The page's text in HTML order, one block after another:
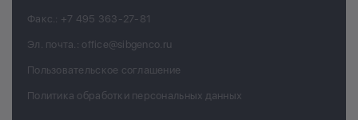
Факс.: +7 495 363-27-81
Эл. почта.: office@sibgenco.ru
Пользовательское соглашение
Политика обработки персональных данных